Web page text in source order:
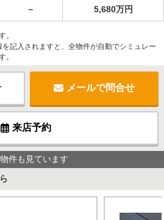
－ 5,680万円
。
記入されますと、全物件が自動でシミュレー
。
メールで問合せ
来店予約
件も見ています